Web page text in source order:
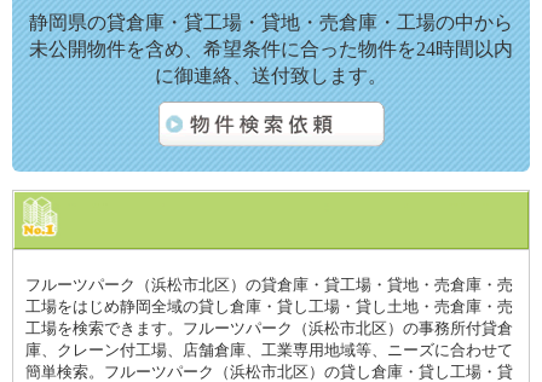
静岡県の貸倉庫・貸工場・貸地・売倉庫・工場の中から
未公開物件を含め、希望条件に合った物件を24時間以内
に御連絡、送付致します。
フルーツパーク（浜松市北区）の貸倉庫・貸工場・貸地・売倉庫・売
工場をはじめ静岡全域の貸し倉庫・貸し工場・貸し土地・売倉庫・売
工場を検索できます。フルーツパーク（浜松市北区）の事務所付貸倉
庫、クレーン付工場、店舗倉庫、工業専用地域等、ニーズに合わせて
簡単検索。フルーツパーク（浜松市北区）の貸し倉庫・貸し工場・貸